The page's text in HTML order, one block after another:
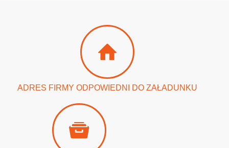
ADRES FIRMY ODPOWIEDNI DO ZAŁADUNKU